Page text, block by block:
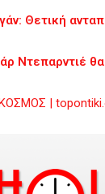
Θετική
Ντεπαρντιέ θα
|